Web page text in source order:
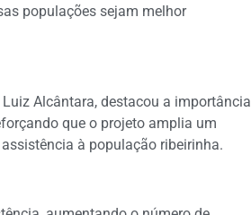
populações sejam melhor
Alcântara, destacou a importância
que o projeto amplia um
à população ribeirinha.